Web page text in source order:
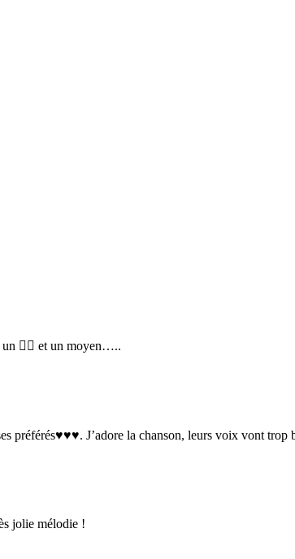
👎🏼 et un moyen…..
préférés♥♥♥. J’adore la chanson, leurs voix vont trop
jolie mélodie !